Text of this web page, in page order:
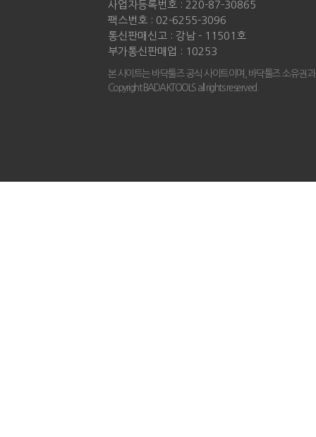
사업자등록번호 : 220-87-30865
팩스번호 : 02-6255-3096
통신판매신고 : 강남 - 11501호
부가통신판매업 : 10253
본 사이트는 바닥툴즈 공식 사이트이며, 바닥툴즈 소유권
Copyright BADAKTOOLS all rights reserved.